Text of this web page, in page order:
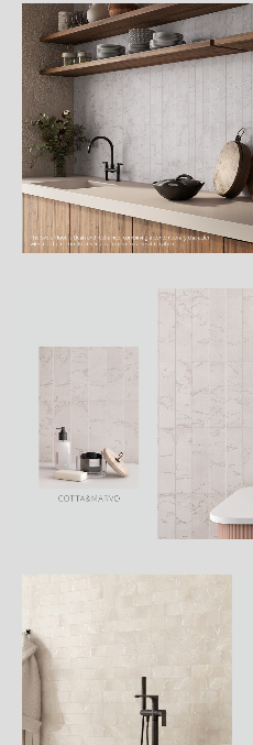
詳
細
介
紹